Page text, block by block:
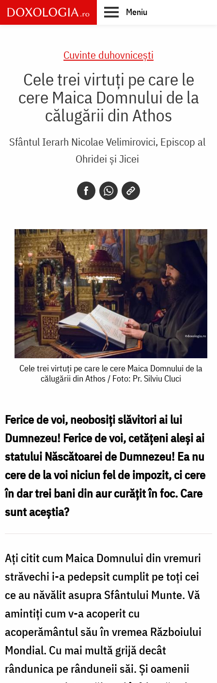
Skip
to
main
Meniu
Cuvinte duhovnicești
Cele trei virtuți pe care le
cere Maica Domnului de la
călugării din Athos
Sfântul Ierarh Nicolae Velimirovici, Episcop al
Ohridei și Jicei
Cele
pe
care
le
cere
Maica
de
la
călugării
din
Foto:
Pr.
Silviu
Cluci
Cele trei virtuți pe care le cere Maica Domnului de la
călugării din Athos / Foto: Pr. Silviu Cluci
Ferice de voi, neobosiți slăvitori ai lui
Dumnezeu! Ferice de voi, cetățeni aleși ai
statului Născătoarei de Dumnezeu! Ea nu
cere de la voi niciun fel de impozit, ci cere
în dar trei bani din aur curățit în foc. Care
sunt aceștia?
Ați citit cum Maica Domnului din vremuri
străvechi i-a pedepsit cumplit pe toți cei
ce au năvălit asupra Sfântului Munte. Vă
amintiți cum v-a acoperit cu
acoperământul său în vremea Războiului
Mondial. Cu mai multă grijă decât
rândunica pe rânduneii săi. Și oamenii